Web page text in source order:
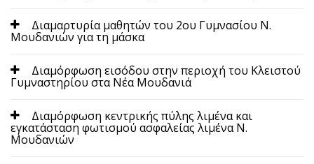
Διαμαρτυρία μαθητών του 2ου Γυμνασίου Ν.
Μουδανιών για τη μάσκα
Διαμόρφωση εισόδου στην περιοχή του Κλειστού
Γυμναστηρίου στα Νέα Μουδανιά
Διαμόρφωση κεντρικής πύλης λιμένα και
εγκατάσταση φωτισμού ασφαλείας λιμένα Ν.
Μουδανιών